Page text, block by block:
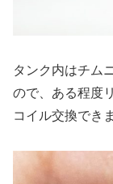
タンク内はチム
ので、ある程度
コイル交換でき